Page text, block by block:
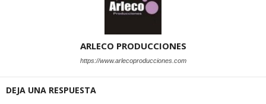
ARLECO PRODUCCIONES
https://www.arlecoproducciones.com
DEJA UNA RESPUESTA